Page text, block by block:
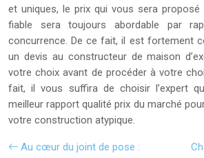
et uniques, le prix qui vous sera
fiable sera toujours abordable par
concurrence. De ce fait, il est fortement
un devis au constructeur de maison
votre choix avant de procéder à votre
fait, il vous suffira de choisir l’expert
meilleur rapport qualité prix du marché
votre construction atypique.
Au cœur du joint de pose :